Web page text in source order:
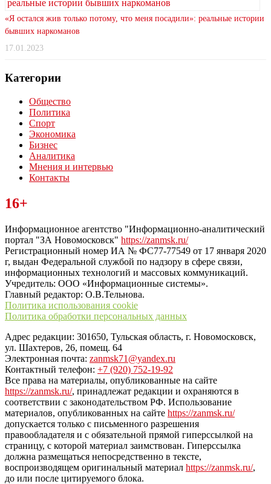
«Я остался жив только потому, что меня посадили»: реальные истории
бывших наркоманов
17.01.2023
Категории
Общество
Политика
Спорт
Экономика
Бизнес
Аналитика
Мнения и интервью
Контакты
Читайте последние новости дня в Тульской области на сайте
“ЗаНовомосковск”
16+
Информационное агентство "Информационно-аналитический
портал "ЗА Новомосковск" https://zanmsk.ru/
Регистрационный номер ИА № ФС77-77549 от 17 января 2020
г, выдан Федеральной службой по надзору в сфере связи,
информационных технологий и массовых коммуникаций.
Учредитель: ООО «Информационные системы».
Главный редактор: О.В.Тельнова.
Политика использования cookie
Политика обработки персональных данных
Адрес редакции: 301650, Тульская область, г. Новомосковск,
ул. Шахтеров, 26, помещ. 64
Электронная почта: zanmsk71@yandex.ru
Контактный телефон: +7 (920) 752-19-92
Все права на материалы, опубликованные на сайте
https://zanmsk.ru/, принадлежат редакции и охраняются в
соответствии с законодательством РФ. Использование
материалов, опубликованных на сайте https://zanmsk.ru/
допускается только с письменного разрешения
правообладателя и с обязательной прямой гиперссылкой на
страницу, с которой материал заимствован. Гиперссылка
должна размещаться непосредственно в тексте,
воспроизводящем оригинальный материал https://zanmsk.ru/,
до или после цитируемого блока.